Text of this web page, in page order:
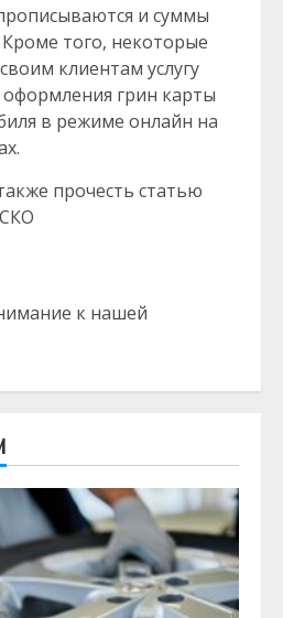
и суммы
того, некоторые
клиентам услугу
оформления грин карты
в режиме онлайн на
прочесть статью
к нашей